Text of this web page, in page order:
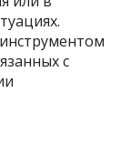
с